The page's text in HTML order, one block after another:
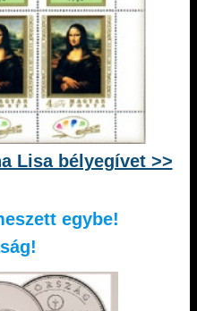
Lisa bélyegívet >>
egybe!